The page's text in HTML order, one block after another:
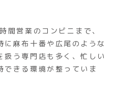
間営業のコンビニまで、
麻布十番や広尾のような
う専門店も多く、忙しい
できる環境が整っていま